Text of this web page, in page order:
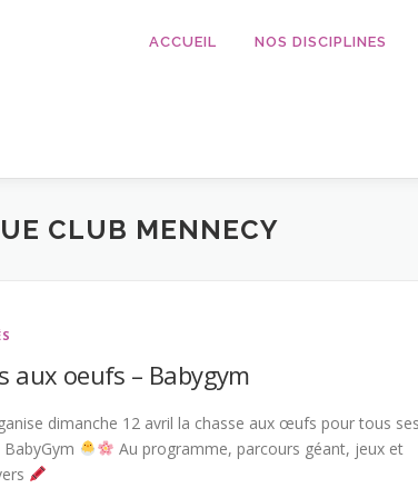
ACCUEIL NOS DISCIPLINES
CLUB MENNECY
aux oeufs – Babygym
dimanche 12 avril la chasse aux œufs pour tous
Au programme, parcours géant, jeux et